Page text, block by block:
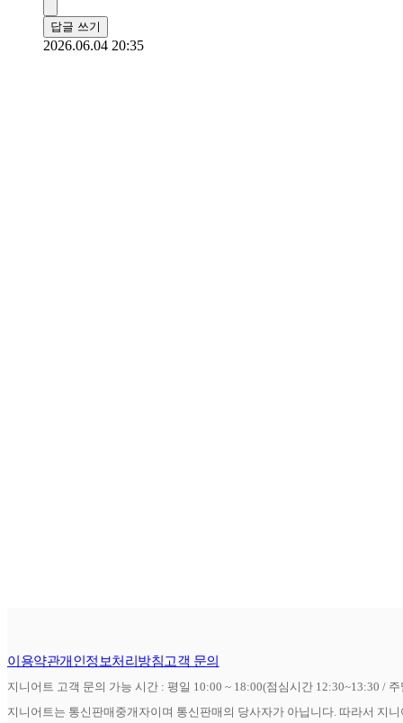
답글 쓰기
2026.06.04 20:35
이용약관개인정보처리방침고객 문의
지니어트 고객 문의 가능 시간 : 평일 10:00 ~ 18:00(점심시간 12:30~13:30 /
지니어트는 통신판매중개자이며 통신판매의 당사자가 아닙니다. 따라서 지